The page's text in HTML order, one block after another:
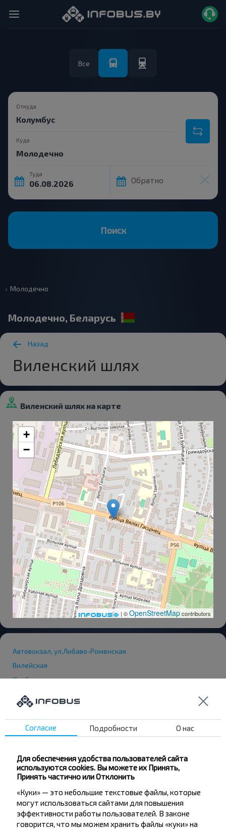
Все
Откуда
Куда
Туда
Обратно
Поиск
Молодечно
Молодечно, Беларусь
Назад
Виленский шлях
Виленский шлях на карте
+
−
| ©OpenStreetMapcontributors
Автовокзал, ул.Либаво-Роменская
Вилейская
Хлебозавод
Интернат
Школа №1
Детская б-ца
Райбольница №2
Школа №14
Молодечно АП-4
Осипенки
ЗПМ
Дет Поликлиника
Согласие Подробности О нас
Для обеспечения удобства пользователей сайта
используются cookies. Вы можете их Принять,
Принять частично или Отклонить
«Куки» — это небольшие текстовые файлы, которые
могут использоваться сайтами для повышения
эффективности работы пользователей. В законе
говорится, что мы можем хранить файлы «куки» на